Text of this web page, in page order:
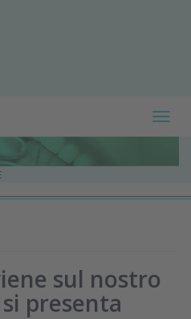
sul nostro
presenta